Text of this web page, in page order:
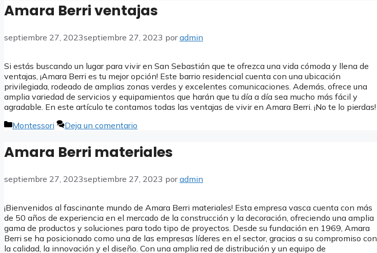
Amara Berri ventajas
septiembre 27, 2023septiembre 27, 2023 poradmin
Si estás buscando un lugar para vivir en San Sebastián que te ofrezca una vida cómoda y llena de
ventajas, ¡Amara Berri es tu mejor opción! Este barrio residencial cuenta con una ubicación
privilegiada, rodeado de amplias zonas verdes y excelentes comunicaciones. Además, ofrece una
amplia variedad de servicios y equipamientos que harán que tu día a día sea mucho más fácil y
agradable. En este artículo te contamos todas las ventajas de vivir en Amara Berri. ¡No te lo pierdas!
Categorías
Montessori Deja un comentario
Amara Berri materiales
septiembre 27, 2023septiembre 27, 2023 poradmin
¡Bienvenidos al fascinante mundo de Amara Berri materiales! Esta empresa vasca cuenta con más
de 50 años de experiencia en el mercado de la construcción y la decoración, ofreciendo una amplia
gama de productos y soluciones para todo tipo de proyectos. Desde su fundación en 1969, Amara
Berri se ha posicionado como una de las empresas líderes en el sector, gracias a su compromiso con
la calidad, la innovación y el diseño. Con una amplia red de distribución y un equipo de